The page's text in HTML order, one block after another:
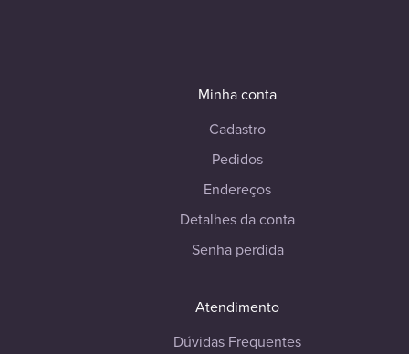
Minha conta
Cadastro
Pedidos
Endereços
Detalhes da conta
Senha perdida
Atendimento
Dúvidas Frequentes